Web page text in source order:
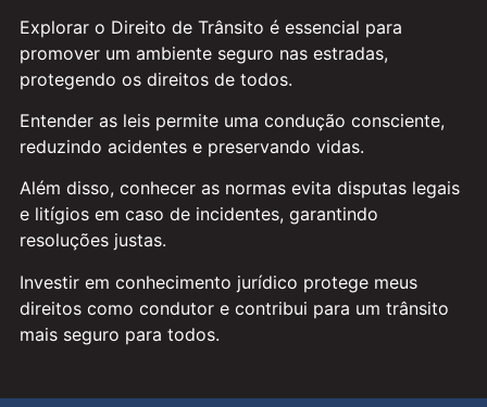
Explorar o Direito de Trânsito é essencial para
promover um ambiente seguro nas estradas,
protegendo os direitos de todos.
Entender as leis permite uma condução consciente,
reduzindo acidentes e preservando vidas.
Além disso, conhecer as normas evita disputas legais
e litígios em caso de incidentes, garantindo
resoluções justas.
Investir em conhecimento jurídico protege meus
direitos como condutor e contribui para um trânsito
mais seguro para todos.